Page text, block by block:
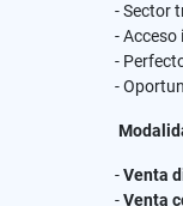
- Sector
- Acceso
-
-
-Venta
-Venta